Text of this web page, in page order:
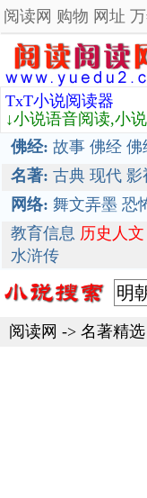
阅读网 购物 网址
TxT小说阅读器
↓小说语音阅读,小
佛经: 故事 佛经 佛
名著: 古典 现代 影
网络: 舞文弄墨 恐
教育信息 历史人文
水浒传
阅读网 -> 名著精选